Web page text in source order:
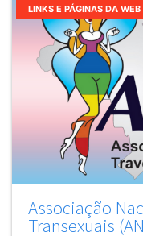
LINKS E PÁGINAS DA WEB
Associação
Transexuais